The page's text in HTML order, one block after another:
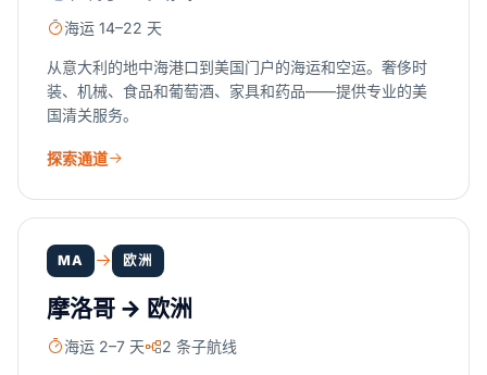
海运 14–22 天
从意大利的地中海港口到美国门户的海运和空运。奢侈时
装、机械、食品和葡萄酒、家具和药品——提供专业的美
国清关服务。
探索通道
MA 欧洲
摩洛哥 → 欧洲
海运 2–7 天 2 条子航线